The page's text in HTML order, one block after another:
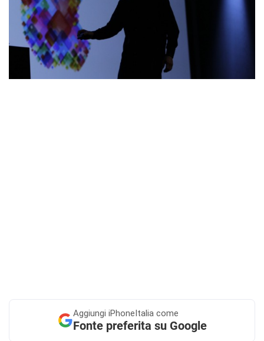
Aggiungi iPhoneItalia come
Fonte preferita su Google